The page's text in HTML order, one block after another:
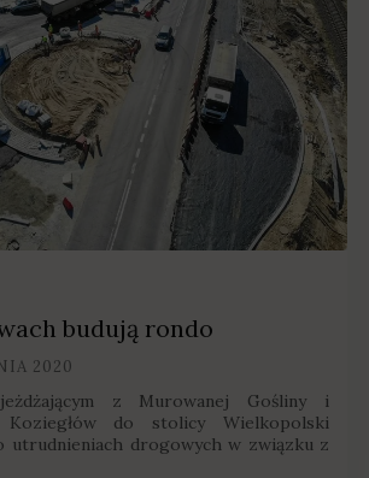
budują rondo
2020
z Murowanej Gośliny i
do stolicy Wielkopolski
utrudnieniach drogowych w związku z